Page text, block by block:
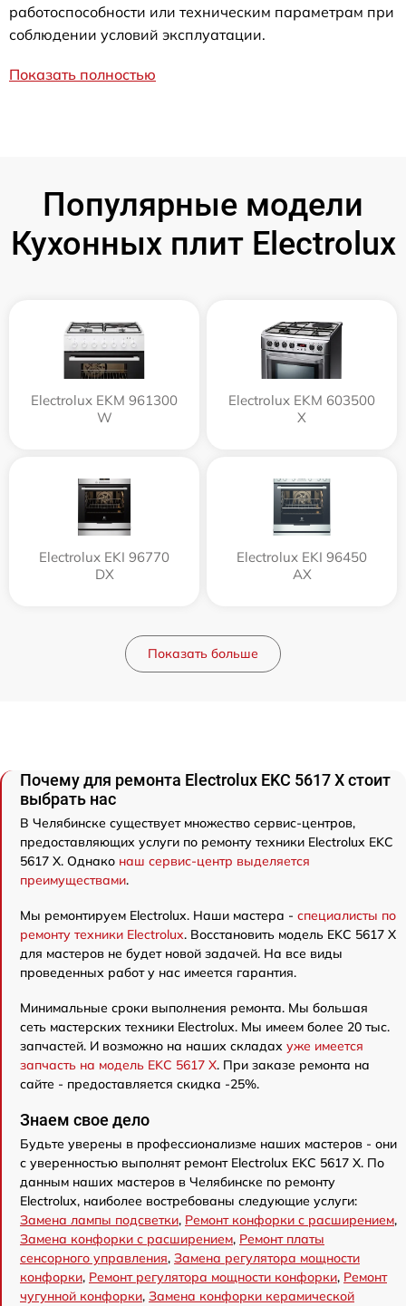
работоспособности или техническим параметрам при
соблюдении условий эксплуатации.
Показать полностью
Популярные модели
Кухонных плит Electrolux
Electrolux EKM 961300
W
Electrolux EKM 603500
X
Electrolux EKI 96770
DX
Electrolux EKI 96450
AX
Показать больше
Почему для ремонта Electrolux EKC 5617 X стоит
выбрать нас
В Челябинске существует множество сервис-центров,
предоставляющих услуги по ремонту техники Electrolux EKC
5617 X. Однако наш сервис-центр выделяется
преимуществами.
Мы ремонтируем Electrolux. Наши мастера - специалисты по
ремонту техники Electrolux. Восстановить модель EKC 5617 X
для мастеров не будет новой задачей. На все виды
проведенных работ у нас имеется гарантия.
Минимальные сроки выполнения ремонта. Мы большая
сеть мастерских техники Electrolux. Мы имеем более 20 тыс.
запчастей. И возможно на наших складах уже имеется
запчасть на модель EKC 5617 X. При заказе ремонта на
сайте - предоставляется скидка -25%.
Знаем свое дело
Будьте уверены в профессионализме наших мастеров - они
с уверенностью выполнят ремонт Electrolux EKC 5617 X. По
данным наших мастеров в Челябинске по ремонту
Electrolux, наиболее востребованы следующие услуги:
Замена лампы подсветки, Ремонт конфорки с расширением,
Замена конфорки с расширением, Ремонт платы
сенсорного управления, Замена регулятора мощности
конфорки, Ремонт регулятора мощности конфорки, Ремонт
чугунной конфорки, Замена конфорки керамической